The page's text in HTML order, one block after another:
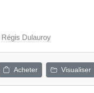
Régis Dulauroy
Acheter Visualiser